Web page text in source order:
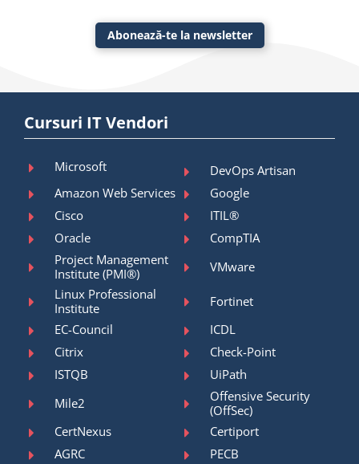
Abonează-te la newsletter
Cursuri IT Vendori
Microsoft
DevOps Artisan
Amazon Web Services
Google
Cisco
ITIL®
Oracle
CompTIA
Project Management
Institute (PMI®)
VMware
Linux Professional
Institute
Fortinet
EC-Council
ICDL
Citrix
Check-Point
ISTQB
UiPath
Mile2
Offensive Security
(OffSec)
CertNexus
Certiport
AGRC
PECB